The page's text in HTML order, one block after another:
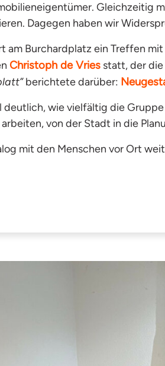
Gleichzeitig
Dagegen haben wir
am Burchardplatz ein Treffen
Christoph de Vriesstatt, der die
berichtete darüber:
deutlich, wie vielfältig die
von der Stadt in die
mit den Menschen vor Ort